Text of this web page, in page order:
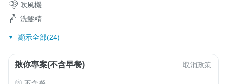
吹風機
洗髮精
顯示全部(24)
揪你專案(不含早餐) 取消政策